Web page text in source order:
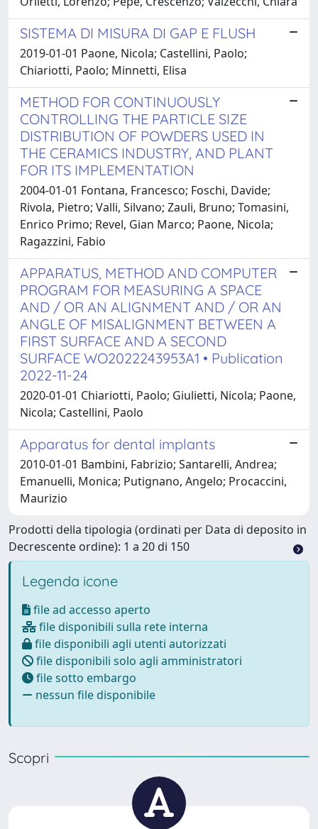
SISTEMA DI MISURA DI GAP E FLUSH
2019-01-01 Paone, Nicola; Castellini, Paolo;
Chiariotti, Paolo; Minnetti, Elisa
METHOD FOR CONTINUOUSLY
CONTROLLING THE PARTICLE SIZE
DISTRIBUTION OF POWDERS USED IN
THE CERAMICS INDUSTRY, AND PLANT
FOR ITS IMPLEMENTATION
2004-01-01 Fontana, Francesco; Foschi, Davide;
Rivola, Pietro; Valli, Silvano; Zauli, Bruno; Tomasini,
Enrico Primo; Revel, Gian Marco; Paone, Nicola;
Ragazzini, Fabio
APPARATUS, METHOD AND COMPUTER
PROGRAM FOR MEASURING A SPACE
AND / OR AN ALIGNMENT AND / OR AN
ANGLE OF MISALIGNMENT BETWEEN A
FIRST SURFACE AND A SECOND
SURFACE WO2022243953A1 • Publication
2022-11-24
2020-01-01 Chiariotti, Paolo; Giulietti, Nicola; Paone,
Nicola; Castellini, Paolo
Apparatus for dental implants
2010-01-01 Bambini, Fabrizio; Santarelli, Andrea;
Emanuelli, Monica; Putignano, Angelo; Procaccini,
Maurizio
Prodotti della tipologia (ordinati per Data di deposito in
Decrescente ordine): 1 a 20 di 150
Legenda icone
file ad accesso aperto
file disponibili sulla rete interna
file disponibili agli utenti autorizzati
file disponibili solo agli amministratori
file sotto embargo
nessun file disponibile
Scopri